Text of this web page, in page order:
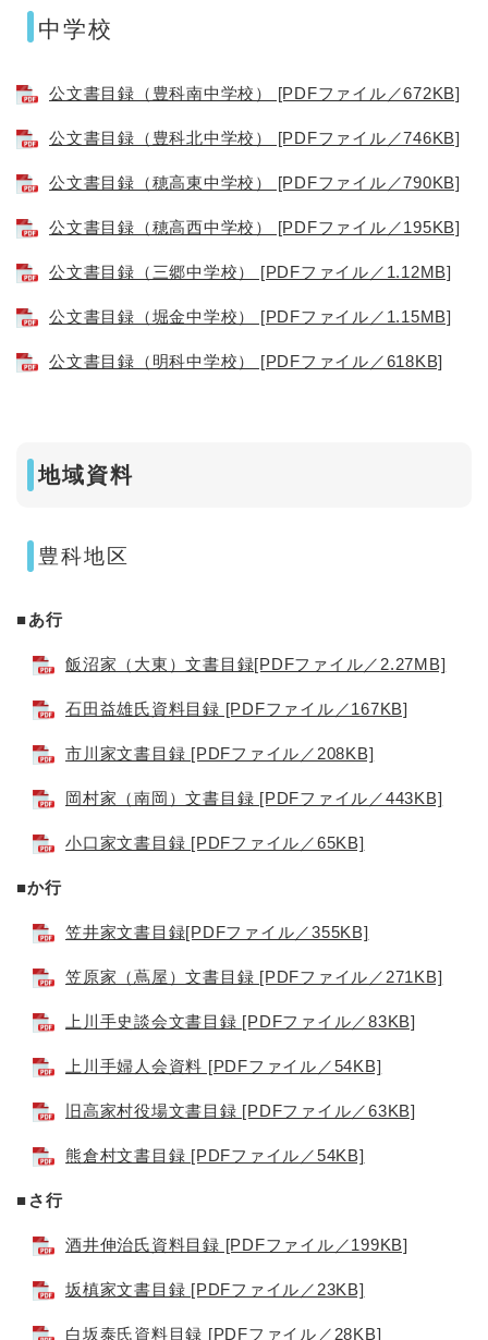
中学校
公文書目録（豊科南中学校） [PDFファイル／672KB]
公文書目録（豊科北中学校） [PDFファイル／746KB]
公文書目録（穂高東中学校） [PDFファイル／790KB]
公文書目録（穂高西中学校） [PDFファイル／195KB]
公文書目録（三郷中学校） [PDFファイル／1.12MB]
公文書目録（堀金中学校） [PDFファイル／1.15MB]
公文書目録（明科中学校） [PDFファイル／618KB]
地域資料
豊科地区
■あ行
飯沼家（大東）文書目録[PDFファイル／2.27MB]
石田益雄氏資料目録 [PDFファイル／167KB]
市川家文書目録 [PDFファイル／208KB]
岡村家（南岡）文書目録 [PDFファイル／443KB]
小口家文書目録 [PDFファイル／65KB]
■か行
笠井家文書目録[PDFファイル／355KB]
笠原家（蔦屋）文書目録 [PDFファイル／271KB]
上川手史談会文書目録 [PDFファイル／83KB]
上川手婦人会資料 [PDFファイル／54KB]
旧高家村役場文書目録 [PDFファイル／63KB]
熊倉村文書目録 [PDFファイル／54KB]
■さ行
酒井伸治氏資料目録 [PDFファイル／199KB]
坂槙家文書目録 [PDFファイル／23KB]
白坂泰氏資料目録 [PDFファイル／28KB]